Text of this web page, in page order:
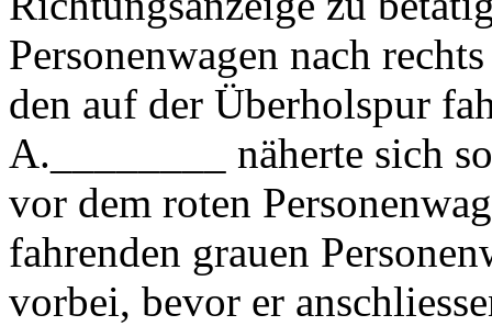
Personenwagen nach
den auf der Überholspur
A.________ näherte sich
vor dem roten
fahrenden grauen
vorbei, bevor er